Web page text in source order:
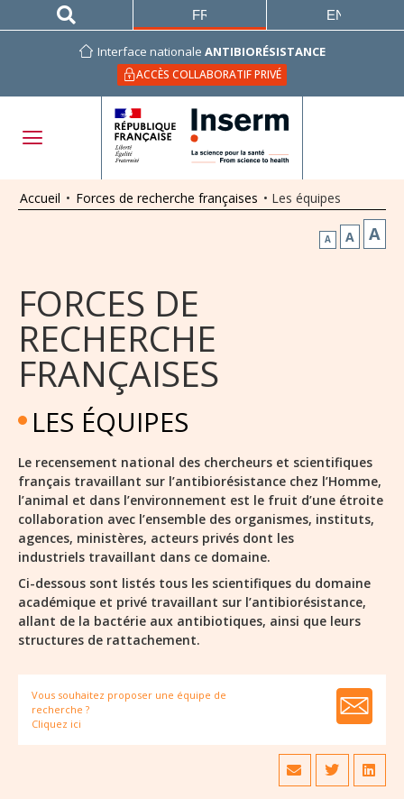
Interface nationale ANTIBIORÉSISTANCE
ACCÈS COLLABORATIF PRIVÉ
FRANÇAIS ENGLISH
Accueil • Forces de recherche françaises • Les équipes
A A A
FORCES DE
RECHERCHE
FRANÇAISES
LES ÉQUIPES
Le recensement national des chercheurs et scientifiques
français travaillant sur l’antibiorésistance chez l’Homme,
l’animal et dans l’environnement est le fruit d’une étroite
collaboration avec l’ensemble des organismes, instituts,
agences, ministères, acteurs privés dont les
industriels travaillant dans ce domaine.
Ci-dessous sont listés tous les scientifiques du domaine
académique et privé travaillant sur l’antibiorésistance,
allant de la bactérie aux antibiotiques, ainsi que leurs
structures de rattachement.
Vous souhaitez proposer une équipe de
recherche ?
Cliquez ici